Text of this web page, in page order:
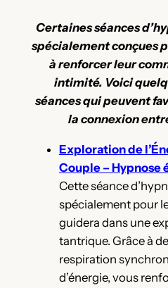
Certaines séances
spécialement conçues
à renforcer leur
intimité. Voici
séances qui peuvent
la connexion
Exploration de
Couple – Hypnose
Cette séance
spécialement pour
guidera dans une
tantrique. Grâce à
respiration
d’énergie, vous